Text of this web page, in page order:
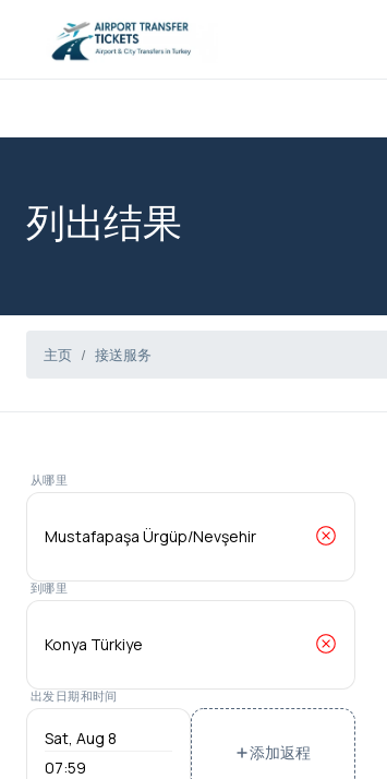
列出结果
主页 接送服务
从哪里
到哪里
出发日期和时间
07:59
添加返程